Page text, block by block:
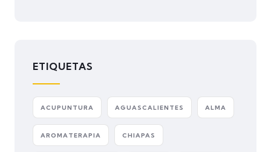
ETIQUETAS
ACUPUNTURA AGUASCALIENTES ALMA
AROMATERAPIA CHIAPAS